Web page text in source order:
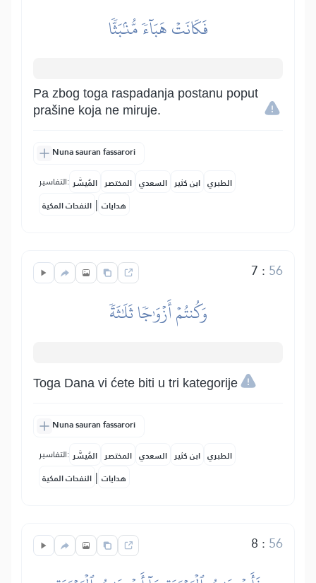
فَكَانَتۡ هَبَآءٗ مُّنۢبَثّٗا
Pa zbog toga raspadanja postanu poput
prašine koja ne miruje.
Nuna sauran fassarori
التفاسير: المُيسَّر المختصر السعدي ابن كثير الطبري
النفحات المكية | هدايات
7 : 56
وَكُنتُمۡ أَزۡوَٰجٗا ثَلَٰثَةٗ
Toga Dana vi ćete biti u tri kategorije
Nuna sauran fassarori
التفاسير: المُيسَّر المختصر السعدي ابن كثير الطبري
النفحات المكية | هدايات
8 : 56